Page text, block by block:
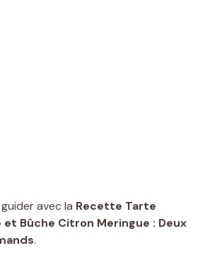
avec la Recette Tarte
Bûche Citron Meringue : Deux
.